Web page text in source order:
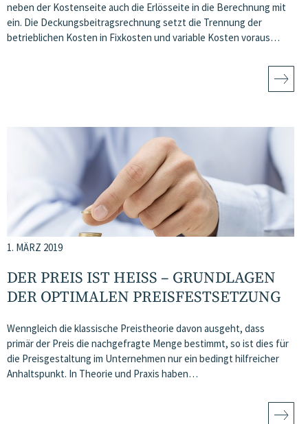
neben der Kostenseite auch die Erlösseite in die Berechnung mit
ein. Die Deckungsbeitragsrechnung setzt die Trennung der
betrieblichen Kosten in Fixkosten und variable Kosten voraus…
1. MÄRZ 2019
DER PREIS IST HEISS – GRUNDLAGEN D
ER OPTIMALEN PREISFESTSETZUNG
Wenngleich die klassische Preistheorie davon ausgeht, dass
primär der Preis die nachgefragte Menge bestimmt, so ist dies für
die Preisgestaltung im Unternehmen nur ein bedingt hilfreicher
Anhaltspunkt. In Theorie und Praxis haben…